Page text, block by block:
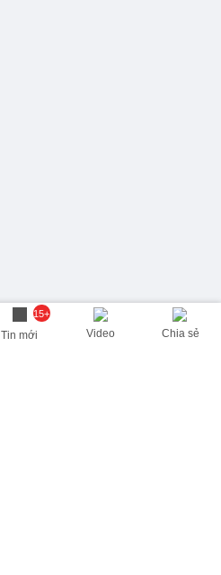
15+
Tin mới Video Chia sẻ